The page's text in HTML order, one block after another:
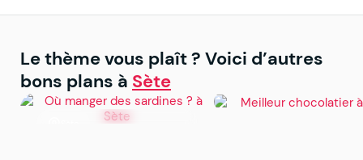
Le thème vous plaît ? Voici d’autres
bons plans à Sète